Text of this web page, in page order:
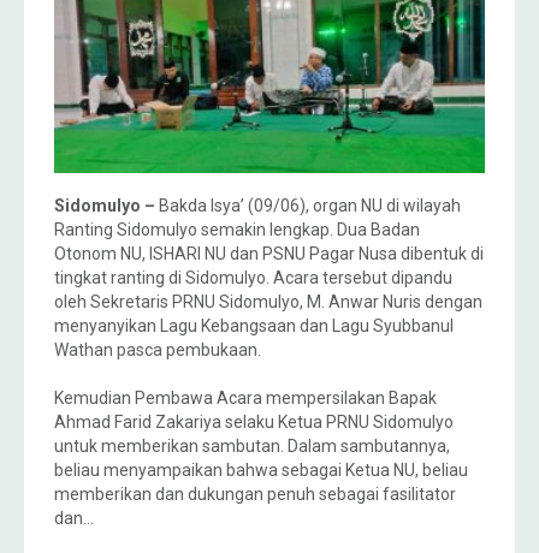
Sidomulyo – Bakda Isya’ (09/06), organ NU di wilayah
Ranting Sidomulyo semakin lengkap. Dua Badan
Otonom NU, ISHARI NU dan PSNU Pagar Nusa dibentuk di
tingkat ranting di Sidomulyo. Acara tersebut dipandu
oleh Sekretaris PRNU Sidomulyo, M. Anwar Nuris dengan
menyanyikan Lagu Kebangsaan dan Lagu Syubbanul
Wathan pasca pembukaan.
Kemudian Pembawa Acara mempersilakan Bapak
Ahmad Farid Zakariya selaku Ketua PRNU Sidomulyo
untuk memberikan sambutan. Dalam sambutannya,
beliau menyampaikan bahwa sebagai Ketua NU, beliau
memberikan dan dukungan penuh sebagai fasilitator
dan…